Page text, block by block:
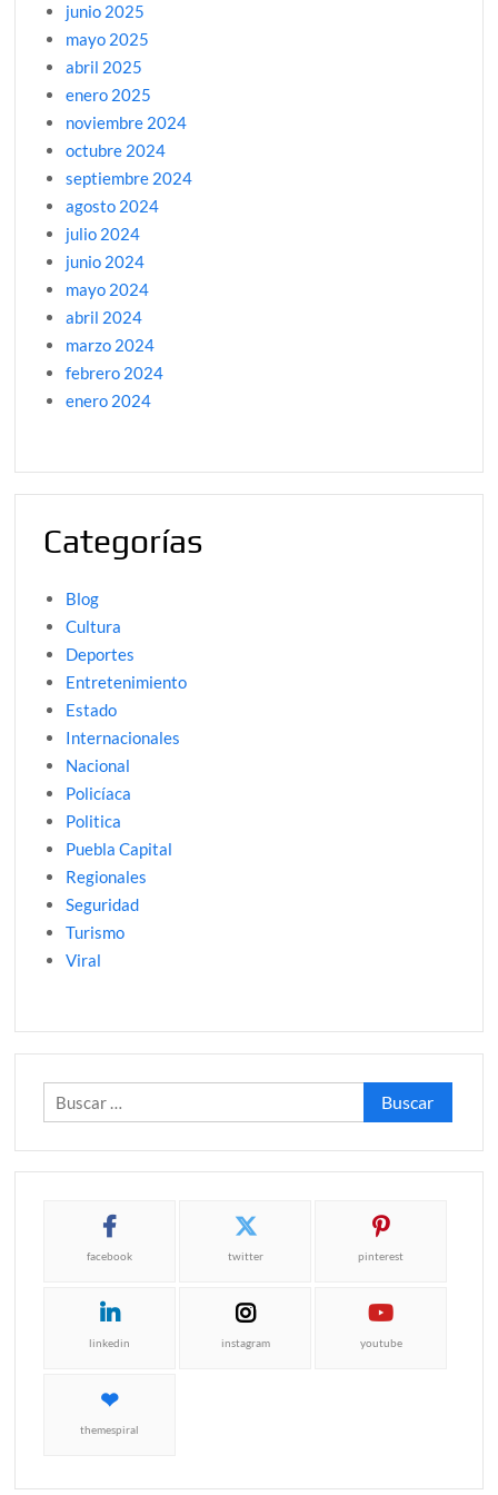
junio 2025
mayo 2025
abril 2025
enero 2025
noviembre 2024
octubre 2024
septiembre 2024
agosto 2024
julio 2024
junio 2024
mayo 2024
abril 2024
marzo 2024
febrero 2024
enero 2024
Categorías
Blog
Cultura
Deportes
Entretenimiento
Estado
Internacionales
Nacional
Policíaca
Politica
Puebla Capital
Regionales
Seguridad
Turismo
Viral
Buscar:
facebook twitter pinterest
linkedin instagram youtube
themespiral